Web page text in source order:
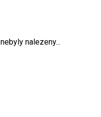
nebyly nalezeny...